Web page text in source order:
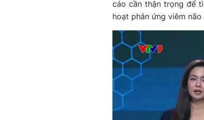
cáo cần thận trọng để
hoạt phản ứng viêm